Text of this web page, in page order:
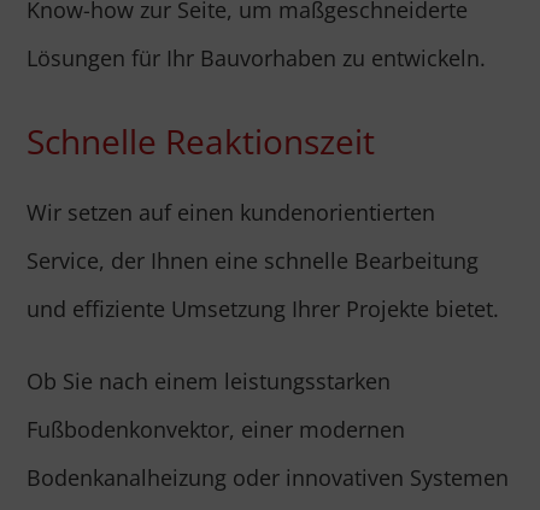
Know-how zur Seite, um maßgeschneiderte
Lösungen für Ihr Bauvorhaben zu entwickeln.
Schnelle Reaktionszeit
Wir setzen auf einen kundenorientierten
Service, der Ihnen eine schnelle Bearbeitung
und effiziente Umsetzung Ihrer Projekte bietet.
Ob Sie nach einem leistungsstarken
Fußbodenkonvektor, einer modernen
Bodenkanalheizung oder innovativen Systemen